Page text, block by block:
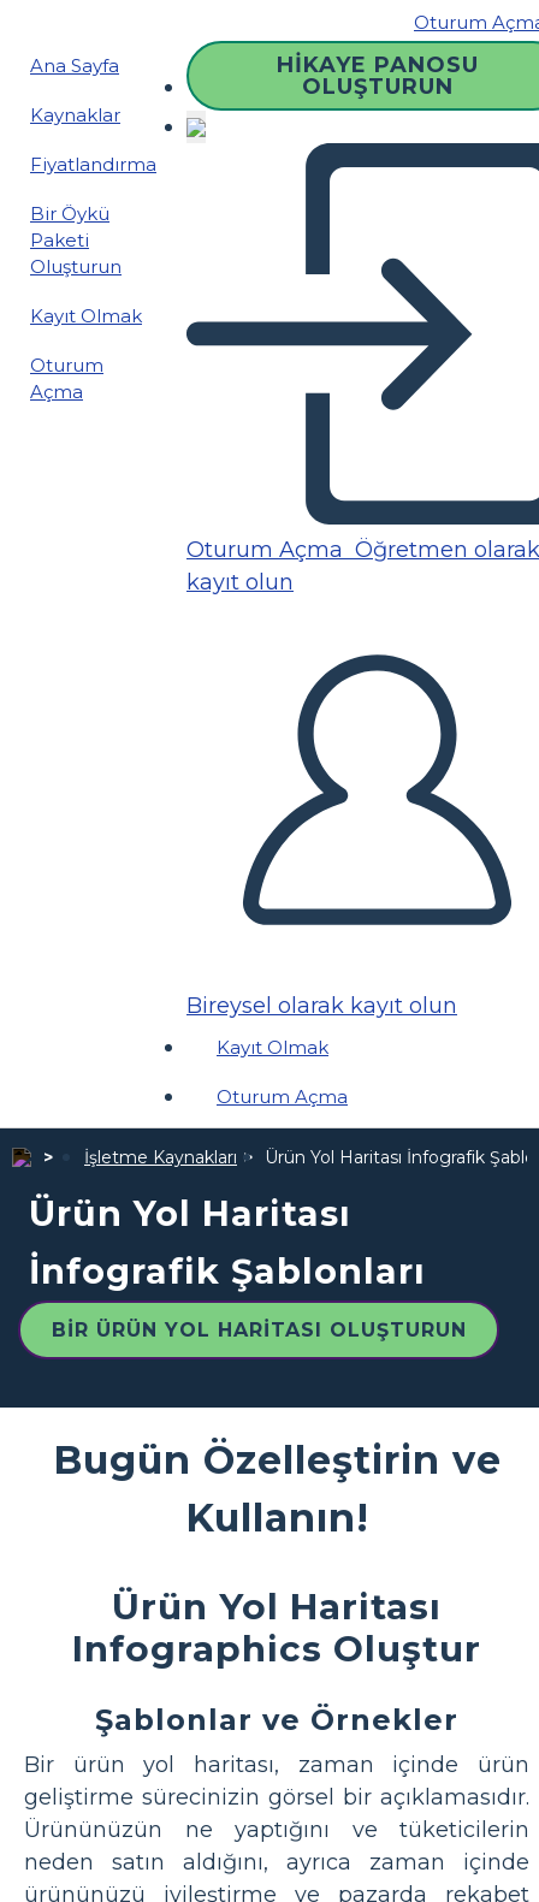
Oturum
Ana Sayfa
Kaynaklar
Fiyatlandırma
Bir Öykü
Paketi
Oluşturun
Kayıt Olmak
Oturum
Açma
HIKAYE PANOSU
OLUŞTURUN
Oturum Açma Öğretmen olarak
kayıt olun
Bireysel olarak kayıt olun
Kayıt Olmak
Oturum Açma
İşletme Kaynakları Ürün Yol Haritası İnfografik
Ürün Yol Haritası
İnfografik Şablonları
BIR ÜRÜN YOL HARITASI OLUŞTURUN
Bugün Özelleştirin ve
Kullanın!
Ürün Yol Haritası
Infographics Oluştur
Şablonlar ve Örnekler
Bir ürün yol haritası, zaman içinde ürün
geliştirme sürecinizin görsel bir açıklamasıdır.
Ürününüzün ne yaptığını ve tüketicilerin
neden satın aldığını, ayrıca zaman içinde
ürününüzü iyileştirme ve pazarda rekabet